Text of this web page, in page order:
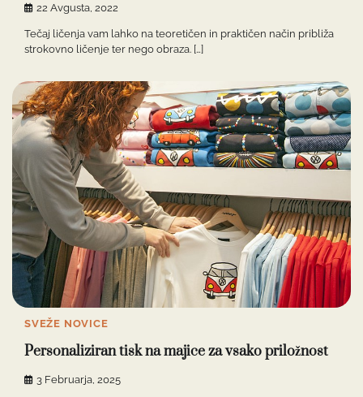
22 Avgusta, 2022
Tečaj ličenja vam lahko na teoretičen in praktičen način približa
strokovno ličenje ter nego obraza. […]
SVEŽE NOVICE
Personaliziran tisk na majice za vsako priložnost
3 Februarja, 2025